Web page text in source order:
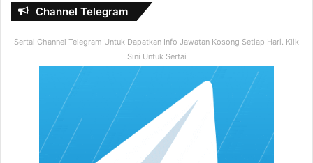
ujian ini adalah; “Tonjolkan nilai positif, sembunyikan
Channel Telegram
Sertai Channel Telegram Untuk Dapatkan Info Jawatan Kosong Setiap Hari. Klik
Sini Untuk Sertai